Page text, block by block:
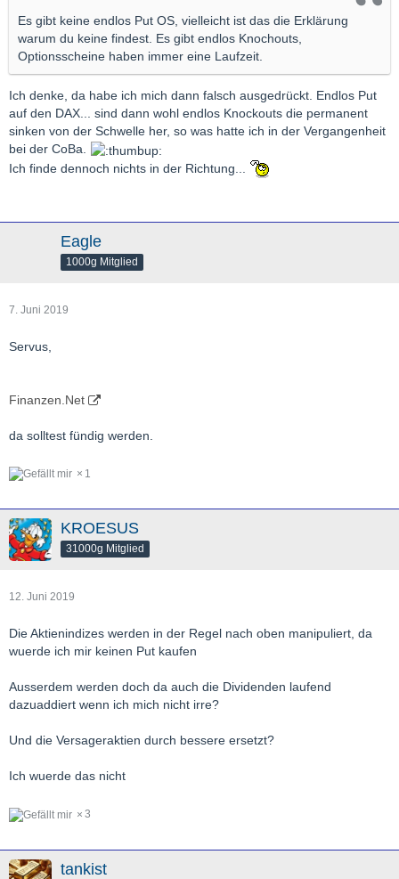
Es gibt keine endlos Put OS, vielleicht ist das die Erklärung
warum du keine findest. Es gibt endlos Knochouts,
Optionsscheine haben immer eine Laufzeit.
Ich denke, da habe ich mich dann falsch ausgedrückt. Endlos Put
auf den DAX... sind dann wohl endlos Knockouts die permanent
sinken von der Schwelle her, so was hatte ich in der Vergangenheit
bei der CoBa.
Ich finde dennoch nichts in der Richtung...
Eagle
1000g Mitglied
7. Juni 2019
Servus,
Finanzen.Net
da solltest fündig werden.
1
KROESUS
31000g Mitglied
12. Juni 2019
Die Aktienindizes werden in der Regel nach oben manipuliert, da
wuerde ich mir keinen Put kaufen
Ausserdem werden doch da auch die Dividenden laufend
dazuaddiert wenn ich mich nicht irre?
Und die Versageraktien durch bessere ersetzt?
Ich wuerde das nicht
3
tankist